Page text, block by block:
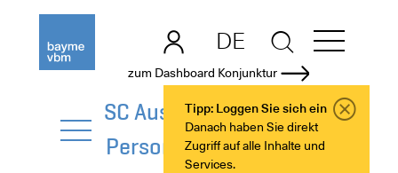
zum Dashboard Konjunktur
Tipp: Loggen Sie sich ein
Danach haben Sie direkt
Zugriff auf alle Inhalte und
Services.
DE
EN
SC Ausbildung +
Personalentwicklung